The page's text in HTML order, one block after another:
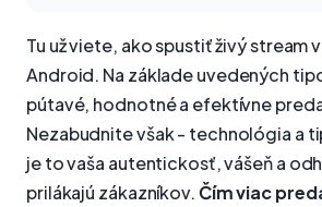
Tu už viete, ako spustiť živý stream
Android. Na základe uvedených
pútavé, hodnotné a efektívne
Nezabudnite však - technológia a
je to vaša autentickosť, vášeň a
prilákajú zákazníkov.Čím viac